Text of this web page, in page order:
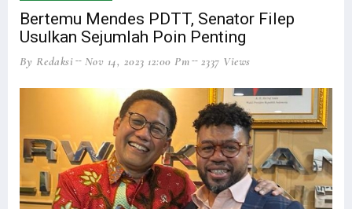
Bertemu Mendes PDTT, Senator Filep
Usulkan Sejumlah Poin Penting
By Redaksi Nov 14, 2023 12:00 Pm 2337 Views